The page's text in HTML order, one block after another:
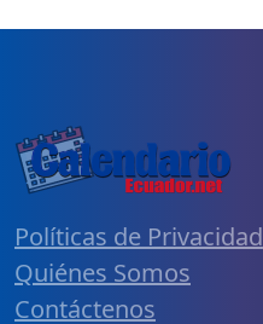
Políticas de Privacidad
Quiénes Somos
Contáctenos